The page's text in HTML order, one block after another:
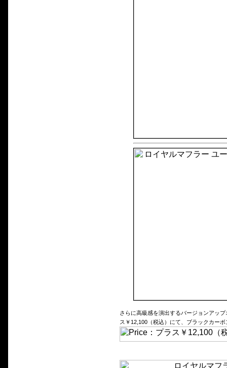
さらに高級感を演出するバージョンアッ
ス￥12,100（税込）にて、ブラックカー